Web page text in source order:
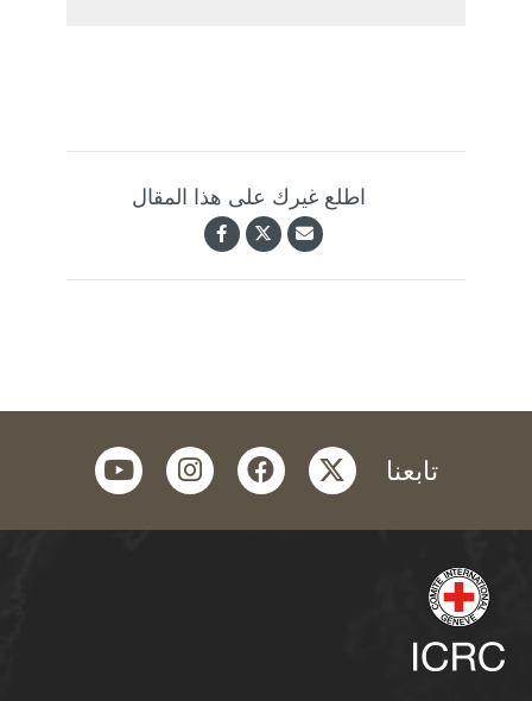
اطلع غيرك على هذا المقال
تابعنا twitter
facebook
instagram
youtube